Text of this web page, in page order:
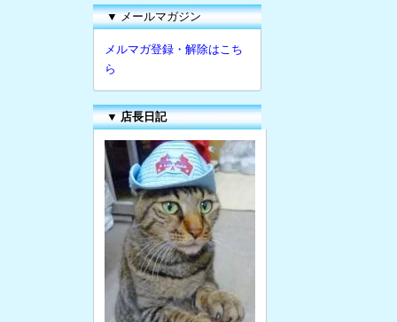
▼ メールマガジン
メルマガ登録・解除はこち
ら
▼ 店長日記